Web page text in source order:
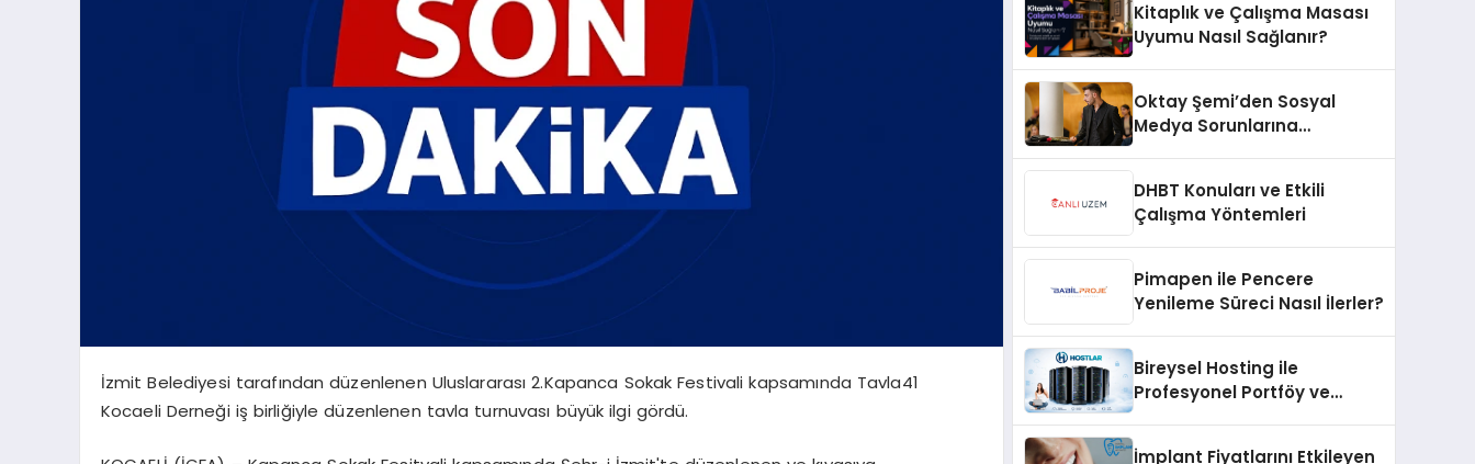
İzmit Belediyesi tarafından düzenlenen Uluslararası 2.Kapanca Sokak Festivali kapsamında Tavla41
Kocaeli Derneği iş birliğiyle düzenlenen tavla turnuvası büyük ilgi gördü.
Kitaplık ve Çalışma Masası
Uyumu Nasıl Sağlanır?
Oktay Şemi’den Sosyal
Medya Sorunlarına
DHBT Konuları ve Etkili
Çalışma Yöntemleri
Pimapen ile Pencere
Yenileme Süreci Nasıl İlerler?
Bireysel Hosting ile
Profesyonel Portföy ve
İmplant Fiyatlarını Etkileyen